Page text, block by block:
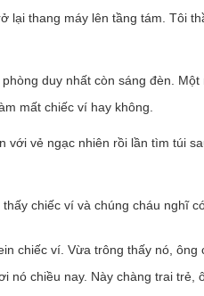
lại thang máy lên tầng tám. Tôi
duy nhất còn sáng đèn.
mất chiếc ví hay không.
với vẻ ngạc nhiên rồi lần tìm túi
chiếc ví và chúng cháu nghĩ
chiếc ví. Vừa trông thấy nó,
nó chiều nay. Này chàng trai trẻ,